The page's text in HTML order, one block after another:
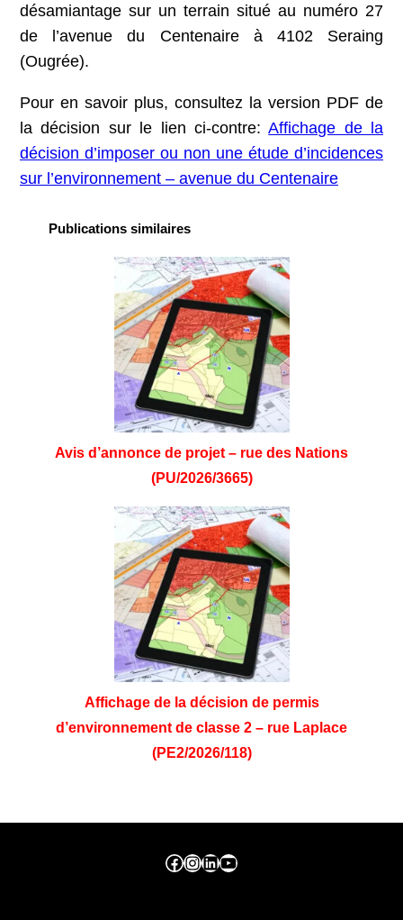
désamiantage sur un terrain situé au numéro 27
de l’avenue du Centenaire à 4102 Seraing
(Ougrée).
Pour en savoir plus, consultez la version PDF de
la décision sur le lien ci-contre:Affichage de la
décision d’imposer ou non une étude d’incidences
sur l’environnement – avenue du Centenaire
Publications similaires
Avis d’annonce de projet – rue des Nations
(PU/2026/3665)
Affichage de la décision de permis
d’environnement de classe 2 – rue Laplace
(PE2/2026/118)
Facebook ville de seraing Instragram ville de seraing linkedin – ville de seraing YouTube